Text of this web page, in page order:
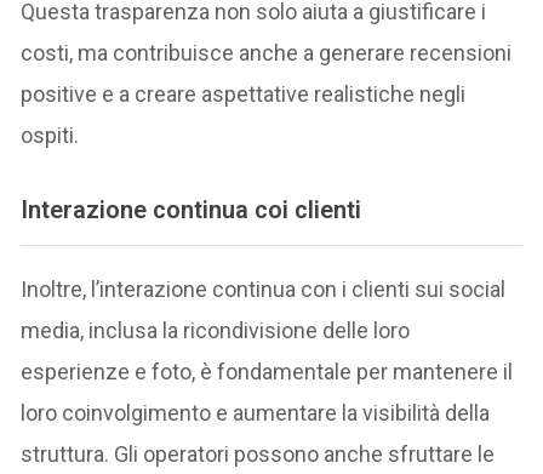
Questa trasparenza non solo aiuta a giustificare i
costi, ma contribuisce anche a generare recensioni
positive e a creare aspettative realistiche negli
ospiti.
Interazione continua coi clienti
Inoltre, l’interazione continua con i clienti sui social
media, inclusa la ricondivisione delle loro
esperienze e foto, è fondamentale per mantenere il
loro coinvolgimento e aumentare la visibilità della
struttura. Gli operatori possono anche sfruttare le